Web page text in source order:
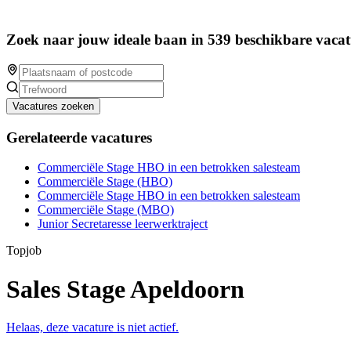
Zoek naar jouw ideale baan in 539 beschikbare
Vacatures zoeken
Gerelateerde vacatures
Commerciële Stage HBO in een betrokken salesteam
Commerciële Stage (HBO)
Commerciële Stage HBO in een betrokken salesteam
Commerciële Stage (MBO)
Junior Secretaresse leerwerktraject
Topjob
Sales Stage Apeldoorn
Helaas, deze vacature is niet actief.